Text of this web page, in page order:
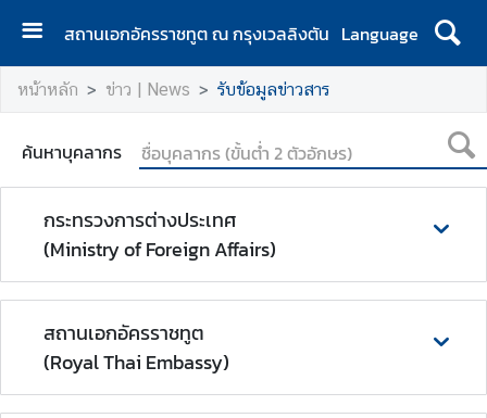
สถานเอกอัครราชทูต ณ กรุงเวลลิงตัน Language
ห
น้
แ
|
H
o
m
e
ส
อ
หน้าหลัก ข่าว | News รับข้อมูลข่าวสาร
ค้นหาบุคลากร
กระทรวงการต่างประเทศ
(Ministry of Foreign Affairs)
สถานเอกอัครราชทูต
(Royal Thai Embassy)